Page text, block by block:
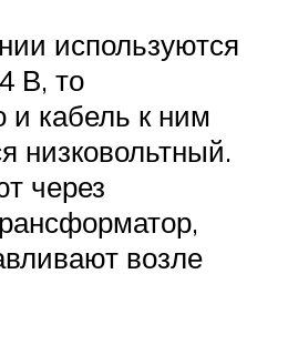
используются
В, то
и кабель к ним
низковольтный.
через
возле